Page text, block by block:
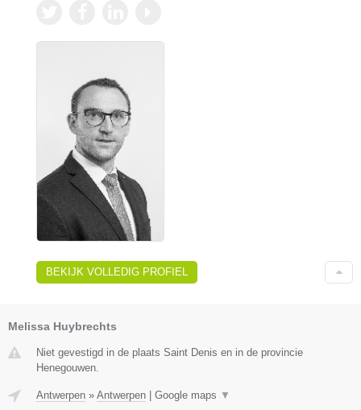
BEKIJK VOLLEDIG PROFIEL
Melissa Huybrechts
Niet gevestigd in de plaats Saint Denis en in de provincie
Henegouwen.
Antwerpen » Antwerpen Google maps ▼